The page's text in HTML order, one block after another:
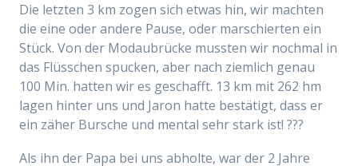
Die letzten 3 km zogen sich etwas hin, wir machten
die eine oder andere Pause, oder marschierten ein
Stück. Von der Modaubrücke mussten wir nochmal in
das Flüsschen spucken, aber nach ziemlich genau
100 Min. hatten wir es geschafft. 13 km mit 262 hm
lagen hinter uns und Jaron hatte bestätigt, dass er
ein zäher Bursche und mental sehr stark ist! ???
Als ihn der Papa bei uns abholte, war der 2 Jahre